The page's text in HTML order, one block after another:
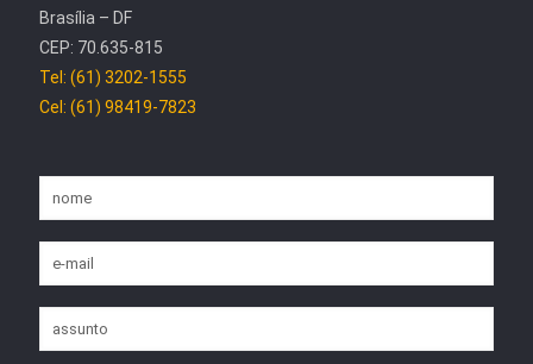
Brasília – DF
CEP: 70.635-815
Tel: (61) 3202-1555
Cel: (61) 98419-7823